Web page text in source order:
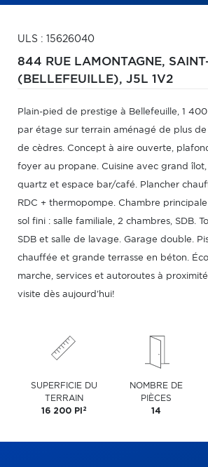
ULS : 15626040
844 RUE LAMONTAGNE,
(BELLEFEUILLE), J5L 1V2
Plain-pied de prestige à Bellefeuille, 1
par étage sur terrain aménagé de plus de
de cèdres. Concept à aire ouverte,
foyer au propane. Cuisine avec grand
quartz et espace bar/café. Plancher
RDC + thermopompe. Chambre
sol fini : salle familiale, 2 chambres, SDB.
SDB et salle de lavage. Garage double.
chauffée et grande terrasse en béton.
marche, services et autoroutes à
visite dès aujourd'hui!
SUPERFICIE DU
TERRAIN
16 200 PI 2
NOMBRE DE
PIÈCES
14